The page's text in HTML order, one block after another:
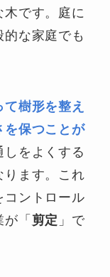
木です。庭に
な家庭でも
樹形を整え
を保つことが
をよくする
ります。これ
コントロール
「 剪定 」で